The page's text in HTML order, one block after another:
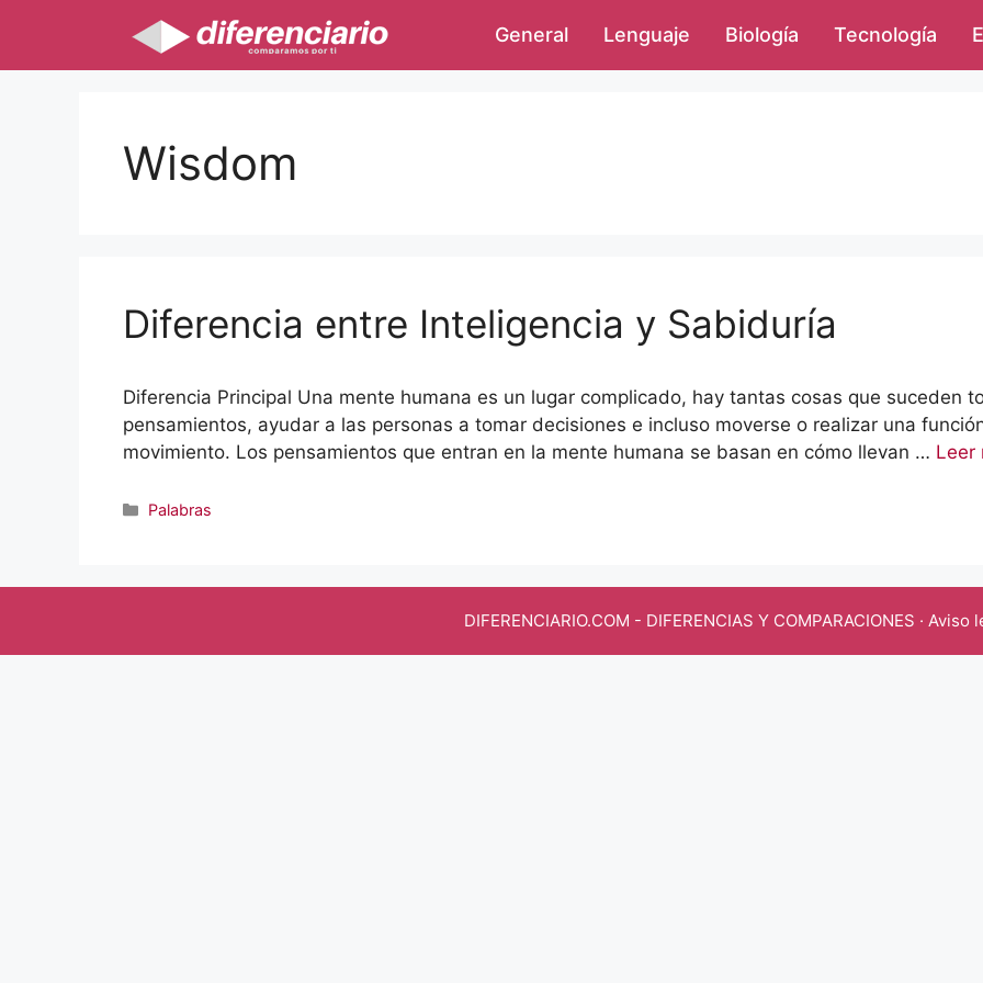
contenido
General Lenguaje Biología Tecnología
Wisdom
Diferencia entre Inteligencia y Sabiduría
Diferencia Principal Una mente humana es un lugar complicado, hay tantas cosas que suceden
pensamientos, ayudar a las personas a tomar decisiones e incluso moverse o realizar una
movimiento. Los pensamientos que entran en la mente humana se basan en cómo llevan … Leer
Categorías
Palabras
DIFERENCIARIO.COM - DIFERENCIAS Y COMPARACIONES · Aviso